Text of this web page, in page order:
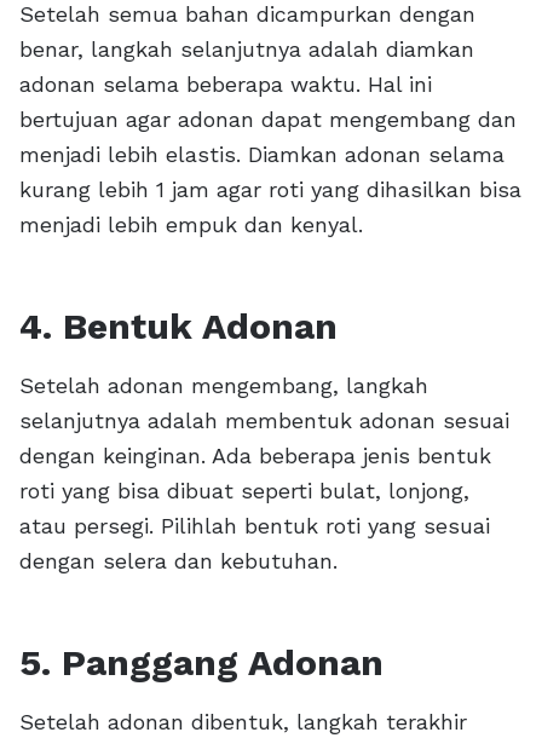
Setelah semua bahan dicampurkan dengan
benar, langkah selanjutnya adalah diamkan
adonan selama beberapa waktu. Hal ini
bertujuan agar adonan dapat mengembang dan
menjadi lebih elastis. Diamkan adonan selama
kurang lebih 1 jam agar roti yang dihasilkan bisa
menjadi lebih empuk dan kenyal.
4. Bentuk Adonan
Setelah adonan mengembang, langkah
selanjutnya adalah membentuk adonan sesuai
dengan keinginan. Ada beberapa jenis bentuk
roti yang bisa dibuat seperti bulat, lonjong,
atau persegi. Pilihlah bentuk roti yang sesuai
dengan selera dan kebutuhan.
5. Panggang Adonan
Setelah adonan dibentuk, langkah terakhir